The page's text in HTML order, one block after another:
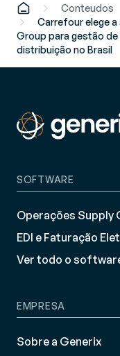
Conteudos
Carrefour elege a
Group para gestão
distribuição no Brasil
SOFTWARE
Operações Supply
EDI e Faturação
Ver todo o
EMPRESA
Sobre a Generix